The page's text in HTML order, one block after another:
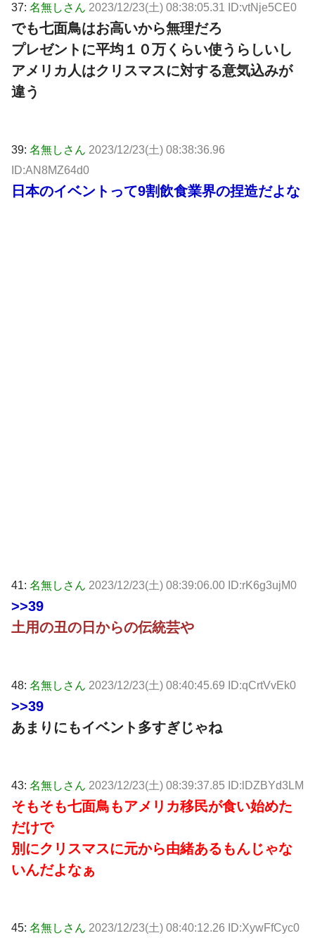
37: 名無しさん 2023/12/23(土) 08:38:05.31 ID:vtNje5CE0
でも七面鳥はお高いから無理だろ
プレゼントに平均１０万くらい使うらしいし
アメリカ人はクリスマスに対する意気込みが
違う
39: 名無しさん 2023/12/23(土) 08:38:36.96
ID:AN8MZ64d0
日本のイベントって9割飲食業界の捏造だよな
41: 名無しさん 2023/12/23(土) 08:39:06.00 ID:rK6g3ujM0
>>39
土用の丑の日からの伝統芸や
48: 名無しさん 2023/12/23(土) 08:40:45.69 ID:qCrtVvEk0
>>39
あまりにもイベント多すぎじゃね
43: 名無しさん 2023/12/23(土) 08:39:37.85 ID:lDZBYd3LM
そもそも七面鳥もアメリカ移民が食い始めた
だけで
別にクリスマスに元から由緒あるもんじゃな
いんだよなぁ
45: 名無しさん 2023/12/23(土) 08:40:12.26 ID:XywFfCyc0